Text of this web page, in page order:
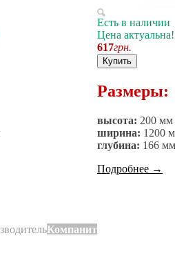
Есть в наличии
Цена актуальна!
617грн.
Купить
Размеры:
высота: 200 мм
ширина: 1200
глубина: 166 мм
Подробнее →
Компанит